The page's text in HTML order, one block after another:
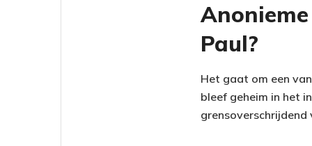
Paul?
Het gaat om een
bleef geheim in het
grensoverschrijdend